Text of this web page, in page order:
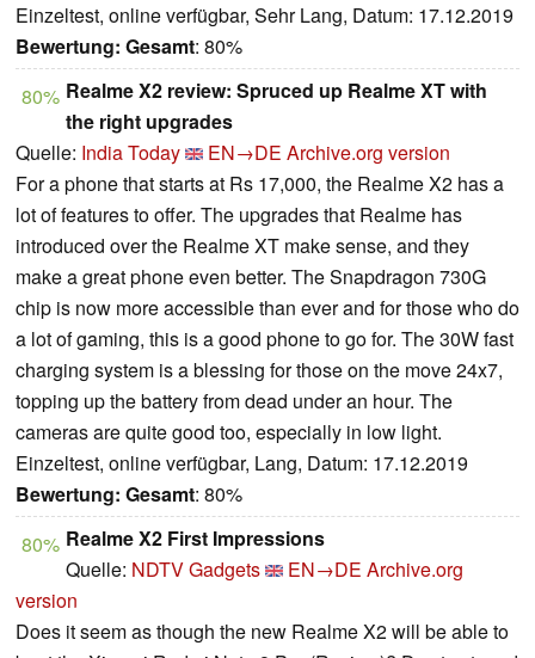
Einzeltest, online verfügbar, Sehr Lang, Datum: 17.12.2019
Bewertung: Gesamt: 80%
80% Realme X2 review: Spruced up Realme XT with
the right upgrades
Quelle: India Today EN→DE Archive.org version
For a phone that starts at Rs 17,000, the Realme X2 has a
lot of features to offer. The upgrades that Realme has
introduced over the Realme XT make sense, and they
make a great phone even better. The Snapdragon 730G
chip is now more accessible than ever and for those who do
a lot of gaming, this is a good phone to go for. The 30W fast
charging system is a blessing for those on the move 24x7,
topping up the battery from dead under an hour. The
cameras are quite good too, especially in low light.
Einzeltest, online verfügbar, Lang, Datum: 17.12.2019
Bewertung: Gesamt: 80%
80% Realme X2 First Impressions
Quelle: NDTV Gadgets EN→DE Archive.org
version
Does it seem as though the new Realme X2 will be able to